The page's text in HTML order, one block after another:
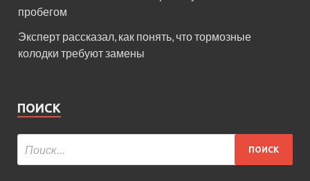
пробегом
Эксперт рассказал, как понять, что тормозные
колодки требуют замены
ПОИСК